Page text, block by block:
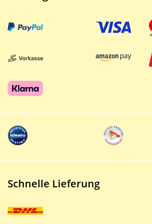
Schnelle Lieferung